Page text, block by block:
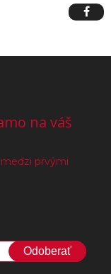
na váš
prvými
Odoberať